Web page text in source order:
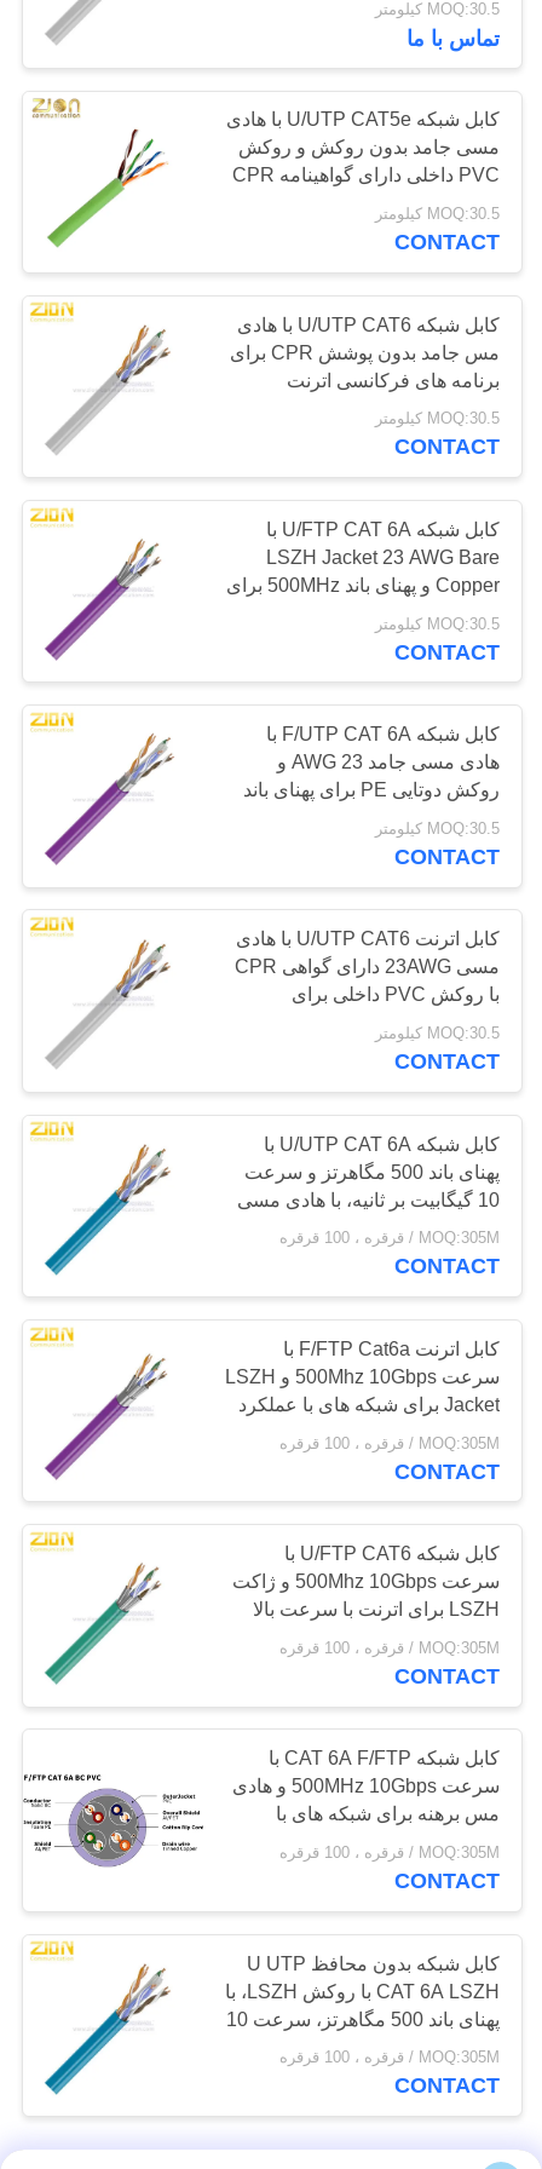
کابل شبکه LAN
112
کابل مقاوم در برابر
آتش
51
کابل هشدار امنیتی
37
کابل صدا و تصویر
110
کابل کنترل صنعتی
مواد کابل
20
لوازم کابلی ADSS
96
کابل های برق فشار
ضعیف
43
74
MOQ:30.5 کیلومتر
تماس با ما
کابل شبکه U/UTP CAT5e با هادی
مسی جامد بدون روکش و روکش
PVC داخلی دارای گواهینامه CPR
MOQ:30.5 کیلومتر
CONTACT
کابل شبکه U/UTP CAT6 با هادی
مس جامد بدون پوشش CPR برای
برنامه های فرکانسی اترنت
250MHz گواهی شده است
MOQ:30.5 کیلومتر
CONTACT
کابل شبکه U/FTP CAT 6A با
LSZH Jacket 23 AWG Bare
Copper و پهنای باند 500MHz برای
انتقال داده با سرعت بالا
MOQ:30.5 کیلومتر
CONTACT
کابل شبکه F/UTP CAT 6A با
هادی مسی جامد 23 AWG و
روکش دوتایی PE برای پهنای باند
500 مگاهرتز
MOQ:30.5 کیلومتر
CONTACT
کابل اترنت U/UTP CAT6 با هادی
مسی 23AWG دارای گواهی CPR
با روکش PVC داخلی برای
شبکه‌های LAN
MOQ:30.5 کیلومتر
CONTACT
کابل شبکه U/UTP CAT 6A با
پهنای باند 500 مگاهرتز و سرعت
10 گیگابیت بر ثانیه، با هادی مسی
خالص برای کاربردهای اترنت و
LAN با سرعت بالا
MOQ:305M / قرقره ، 100 قرقره
CONTACT
کابل اترنت F/FTP Cat6a با
سرعت 500Mhz 10Gbps و LSZH
Jacket برای شبکه های با عملکرد
بالا
MOQ:305M / قرقره ، 100 قرقره
CONTACT
کابل شبکه U/FTP CAT6 با
سرعت 500Mhz 10Gbps و ژاکت
LSZH برای اترنت با سرعت بالا
MOQ:305M / قرقره ، 100 قرقره
CONTACT
کابل شبکه CAT 6A F/FTP با
سرعت 500MHz 10Gbps و هادی
مس برهنه برای شبکه های با
سرعت بالا
MOQ:305M / قرقره ، 100 قرقره
CONTACT
کابل شبکه بدون محافظ U UTP
CAT 6A LSZH با روکش LSZH، با
پهنای باند 500 مگاهرتز، سرعت 10
گیگابیت بر ثانیه، هادی مسی برای
شبکه پرسرعت
MOQ:305M / قرقره ، 100 قرقره
CONTACT